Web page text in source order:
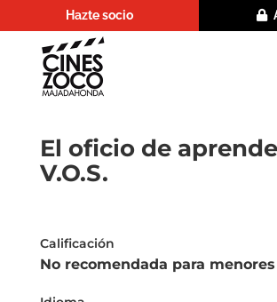
Hazte socio
El oficio de
V.O.S.
Calificación
No recomendada para menores